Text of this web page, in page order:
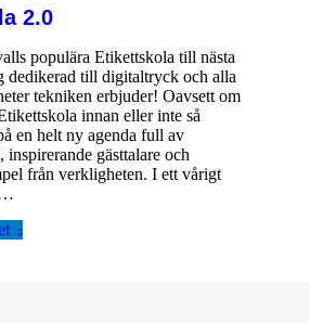
2.0
populära Etikettskola till nästa
dedikerad till digitaltryck och alla
tekniken erbjuder! Oavsett om
innan eller inte så
en helt ny agenda full av
inspirerande gästtalare och
från verkligheten. I ett vårigt